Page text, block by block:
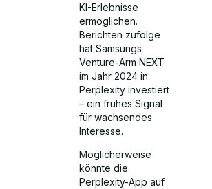
KI-Erlebnisse
ermöglichen.
Berichten zufolge
hat Samsungs
Venture-Arm NEXT
im Jahr 2024 in
Perplexity investiert
– ein frühes Signal
für wachsendes
Interesse.
Möglicherweise
könnte die
Perplexity-App auf